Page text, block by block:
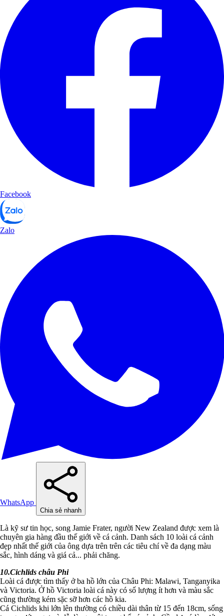
Facebook
Zalo
WhatsApp
Chia sẻ nhanh
Là kỹ sư tin học, song Jamie Frater, người New Zealand được xem là
chuyên gia hàng đầu thế giới về cá cảnh. Danh sách 10 loài cá cảnh
đẹp nhất thế giới của ông dựa trên trên các tiêu chí về đa dạng màu
sắc, hình dáng và giá cả... phải chăng.
10.Cichlids châu Phi
Loài cá được tìm thấy ở ba hồ lớn của Châu Phi: Malawi, Tanganyika
và Victoria. Ở hồ Victoria loài cá này có số lượng ít hơn và màu sắc
cũng thường kém sặc sỡ hơn các hồ kia.
Cá Cichlids khi lớn lên thường có chiều dài thân từ 15 đến 18cm, sống